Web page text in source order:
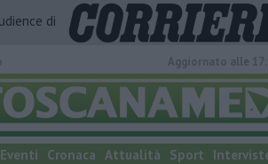
di
Eventi Cronaca Attualità Sport